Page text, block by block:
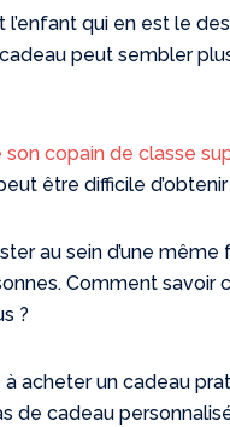
qui en est le
peut sembler
copain de classe
être difficile
au sein d’une
Comment savoir
?
acheter un cadeau
de cadeau